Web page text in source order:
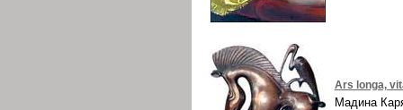
Ars longa,
Мадина